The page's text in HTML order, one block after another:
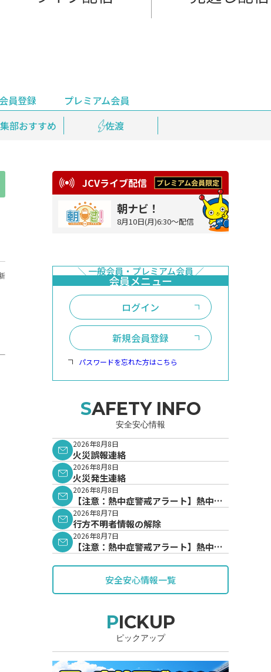
部おすすめ 佐渡
鉄道情報
員登録
プレミアム会員
会員登録
JCVライブ配信
朝ナビ！
8月10日(月)6:30～配信
ログイン
新規会員登録
パスワードを忘れた方はこちら
SAFETY INFO
安全安心情報
2026年8月8日
火災誤報連絡
2026年8月8日
火災発生連絡
2026年8月8日
【注意：熱中症警戒アラート】熱中症
警戒アラートが発表されています。
2026年8月7日
行方不明者情報の解除
2026年8月7日
【注意：熱中症警戒アラート】熱中症
安全安心情報一覧
PICKUP
ピックアップ